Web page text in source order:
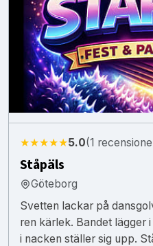
★★★★★5.0(1
Ståpäls
Göteborg
Svetten lackar på
ren kärlek. Bandet lägger
i nacken ställer sig upp.